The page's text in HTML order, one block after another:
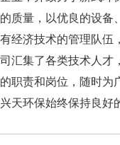
质量，以优良的设
经济技术的管理队
汇集了各类技术人
职责和岗位，随时
天环保始终保持良好